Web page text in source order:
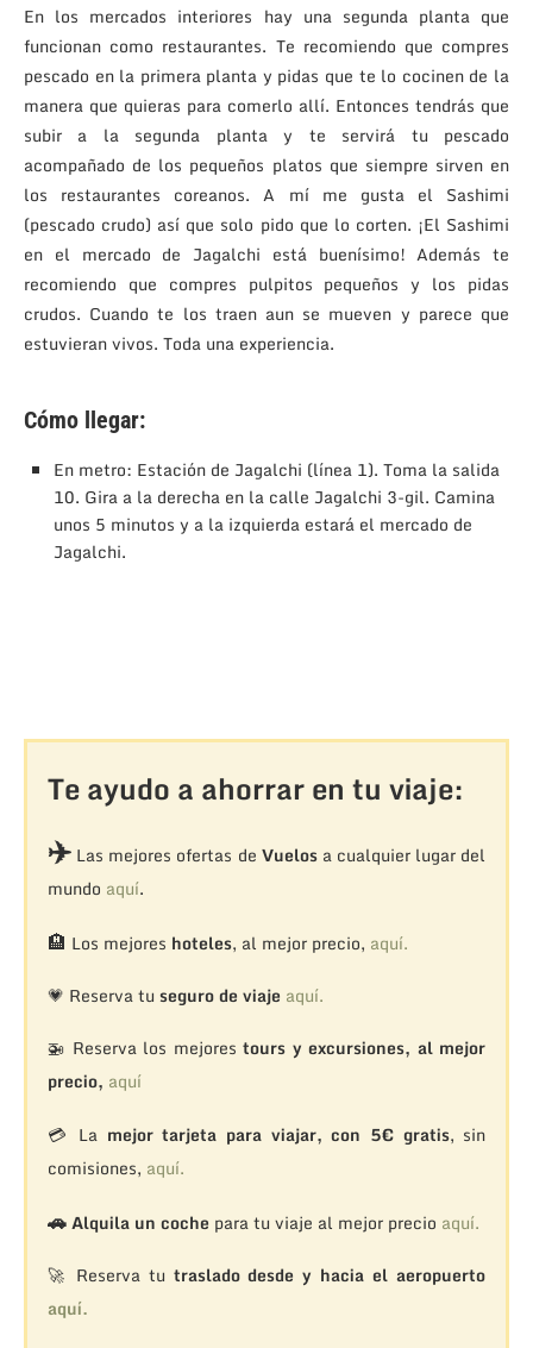
En los mercados interiores hay una segunda planta que
funcionan como restaurantes. Te recomiendo que compres
pescado en la primera planta y pidas que te lo cocinen de la
manera que quieras para comerlo allí. Entonces tendrás que
subir a la segunda planta y te servirá tu pescado
acompañado de los pequeños platos que siempre sirven en
los restaurantes coreanos. A mí me gusta el Sashimi
(pescado crudo) así que solo pido que lo corten. ¡El Sashimi
en el mercado de Jagalchi está buenísimo! Además te
recomiendo que compres pulpitos pequeños y los pidas
crudos. Cuando te los traen aun se mueven y parece que
estuvieran vivos. Toda una experiencia.
Cómo llegar:
En metro: Estación de Jagalchi (línea 1). Toma la salida
10. Gira a la derecha en la calle Jagalchi 3-gil. Camina
unos 5 minutos y a la izquierda estará el mercado de
Jagalchi.
Te ayudo a ahorrar en tu viaje:
✈️Las mejores ofertas de Vuelosa cualquier lugar del
mundo aquí.
🏨 Los mejores hoteles, al mejor precio, aquí.
💗 Reserva tu seguro de viaje aquí.
🚁 Reserva los mejorestours y excursiones, al mejor
precio, aquí
💳 La mejor tarjeta para viajar, con 5€ gratis, sin
comisiones, aquí.
🚗Alquila un coche para tu viaje al mejor precio aquí.
🚀 Reserva tu traslado desde y hacia el aeropuerto
aquí.